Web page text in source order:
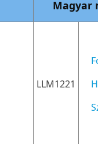
Magyar
LLM1221